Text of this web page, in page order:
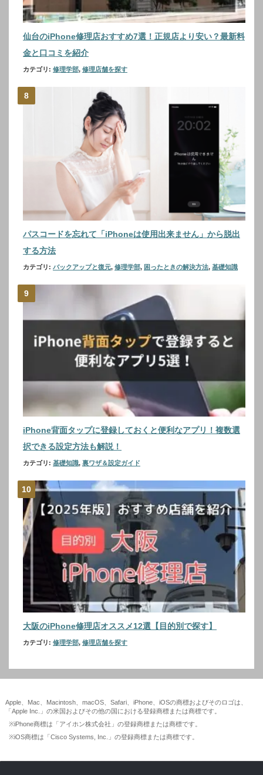
仙台のiPhone修理店おすすめ7選！正規店より安い？最新料
金と口コミを紹介
カテゴリ: 修理学部, 修理店舗を探す
パスコードを忘れて「iPhoneは使用出来ません」から脱出
する方法
カテゴリ: バックアップと復元, 修理学部, 困ったときの解決方法, 基礎知識
iPhone背面タップに登録しておくと便利なアプリ！複数選
択できる設定方法も解説！
カテゴリ: 基礎知識, 裏ワザ＆設定ガイド
大阪のiPhone修理店オススメ12選【目的別で探す】
カテゴリ: 修理学部, 修理店舗を探す
Apple、Mac、Macintosh、macOS、Safari、iPhone、iOSの商標およびそのロゴは、
「Apple Inc.」の米国およびその他の国における登録商標または商標です。
※iPhone商標は「アイホン株式会社」の登録商標または商標です。
※iOS商標は「Cisco Systems, Inc.」の登録商標または商標です。